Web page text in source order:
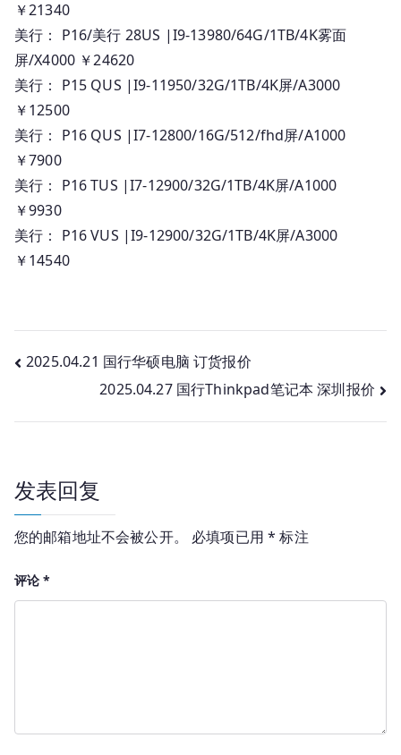
￥21340
美行： P16/美行 28US |I9-13980/64G/1TB/4K雾面
屏/X4000 ￥24620
美行： P15 QUS |I9-11950/32G/1TB/4K屏/A3000
￥12500
美行： P16 QUS |I7-12800/16G/512/fhd屏/A1000
￥7900
美行： P16 TUS |I7-12900/32G/1TB/4K屏/A1000
￥9930
美行： P16 VUS |I9-12900/32G/1TB/4K屏/A3000
￥14540
文
航
2025.04.21 国行华硕电脑 订货报价
2025.04.27 国行Thinkpad笔记本 深圳报价
发表回复
您的邮箱地址不会被公开。 必填项已用* 标注
评论*